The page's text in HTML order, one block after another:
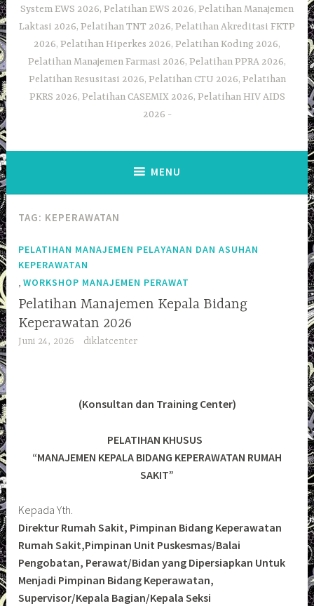
System EWS 2026, Pelatihan EWS 2026, Pelatihan Manajemen
Laktasi 2026, Pelatihan TNT 2026, Pelatihan Akreditasi FKTP
2026, Pelatihan Hiperkes 2026, Pelatihan Koding 2026,
Pelatihan Manajemen Farmasi 2026, Pelatihan PPRA 2026,
Pelatihan Resusitasi 2026, Pelatihan CTU 2026, Pelatihan
PKRS 2026, Pelatihan CASEMIX 2026, Pelatihan HIV AIDS
2026
MENU
TAG: KEPERAWATAN
PELATIHAN MANAJEMEN PELAYANAN DAN ASUHAN
KEPERAWATAN
,WORKSHOP MANAJEMEN PERAWAT
Pelatihan Manajemen Kepala Bidang
Keperawatan 2026
Juni 24, 2026 diklatcenter
(Konsultan dan Training Center)
PELATIHAN KHUSUS
“MANAJEMEN KEPALA BIDANG KEPERAWATAN RUMAH
SAKIT”
Kepada Yth.
Direktur Rumah Sakit, Pimpinan Bidang Keperawatan
Rumah Sakit,Pimpinan Unit Puskesmas/Balai
Pengobatan, Perawat/Bidan yang Dipersiapkan Untuk
Menjadi Pimpinan Bidang Keperawatan,
Supervisor/Kepala Bagian/Kepala Seksi